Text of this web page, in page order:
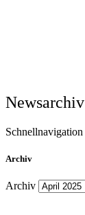
Newsarchiv
Schnellnavigation
Archiv
Archiv